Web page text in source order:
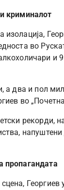
криминалот
во
и
а два и пол
во
рекорди,
пропагандата
Георгиев